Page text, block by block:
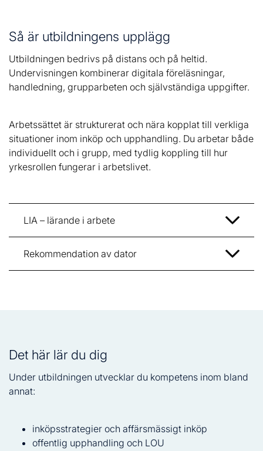
Så är utbildningens upplägg
Utbildningen bedrivs på distans och på heltid.
Undervisningen kombinerar digitala föreläsningar,
handledning, grupparbeten och självständiga uppgifter.
Arbetssättet är strukturerat och nära kopplat till verkliga
situationer inom inköp och upphandling. Du arbetar både
individuellt och i grupp, med tydlig koppling till hur
yrkesrollen fungerar i arbetslivet.
LIA – lärande i arbete
Rekommendation av dator
Det här lär du dig
Under utbildningen utvecklar du kompetens inom bland
annat:
inköpsstrategier och affärsmässigt inköp
offentlig upphandling och LOU